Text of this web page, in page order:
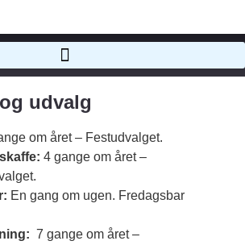
udvalg
om året – Festudvalget.
4 gange om året –
En gang om ugen. Fredagsbar
7 gange om året –